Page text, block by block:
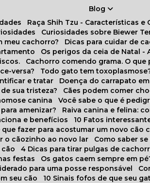
Blog
Raça Shih Tzu - Características e
Curiosidades sobre Biewer
meu cachorro?
Dicas para cuidar de
Os perigos da ceia de Natal
Cachorro comendo grama. O que
versa?
Todo gato tem
e tratar
Doença do carrapato
sua tristeza?
Cães podem comer
canina
Você sabe o que é
amenizar?
Raiva canina e felina:
e benefícios
10 Fatos
O que fazer para acostumar um novo cão
o cãozinho ao novo lar
Como saber
cão
4 Dicas para tirar pulgas de
festas
Os gatos caem sempre em
para uma posse responsável
seu cão
10 Sinais fofos de que seu